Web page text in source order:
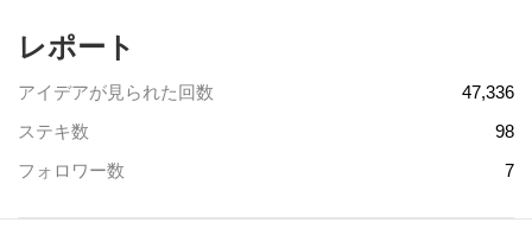
レポート
アイデアが見られた回数
47,336
ステキ数
98
フォロワー数
7